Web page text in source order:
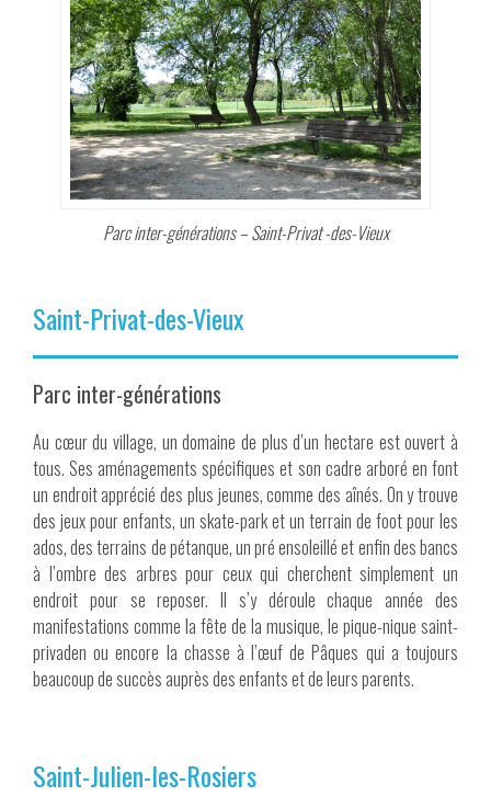
Parc inter-générations – Saint-Privat -des-Vieux
Saint-Privat-des-Vieux
Parc inter-générations
Au cœur du village, un domaine de plus d’un hectare est ouvert à
tous. Ses aménagements spécifiques et son cadre arboré en font
un endroit apprécié des plus jeunes, comme des aînés. On y trouve
des jeux pour enfants, un skate-park et un terrain de foot pour les
ados, des terrains de pétanque, un pré ensoleillé et enfin des bancs
à l’ombre des arbres pour ceux qui cherchent simplement un
endroit pour se reposer. Il s’y déroule chaque année des
manifestations comme la fête de la musique, le pique-nique saint-
privaden ou encore la chasse à l’œuf de Pâques qui a toujours
beaucoup de succès auprès des enfants et de leurs parents.
Saint-Julien-les-Rosiers